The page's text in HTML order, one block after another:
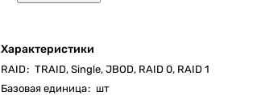
Характеристики
RAID: TRAID, Single, JBOD, RAID 0, RAID 1
Базовая единица: шт